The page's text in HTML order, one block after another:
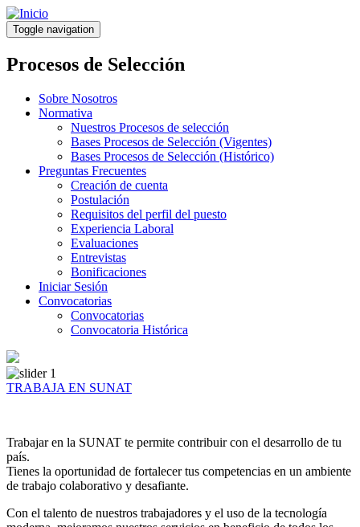
Pasar
al
contenido
principal
Toggle navigation
Procesos de Selección
Sobre Nosotros
Normativa
Nuestros Procesos de selección
Bases Procesos de Selección (Vigentes)
Bases Procesos de Selección (Histórico)
Preguntas Frecuentes
Creación de cuenta
Postulación
Requisitos del perfil del puesto
Experiencia Laboral
Evaluaciones
Entrevistas
Bonificaciones
Iniciar Sesión
Convocatorias
Convocatorias
Convocatoria Histórica
TRABAJA EN SUNAT
Trabajar en la SUNAT te permite contribuir con el desarrollo de tu
país.
Tienes la oportunidad de fortalecer tus competencias en un ambiente
de trabajo colaborativo y desafiante.
Con el talento de nuestros trabajadores y el uso de la tecnología